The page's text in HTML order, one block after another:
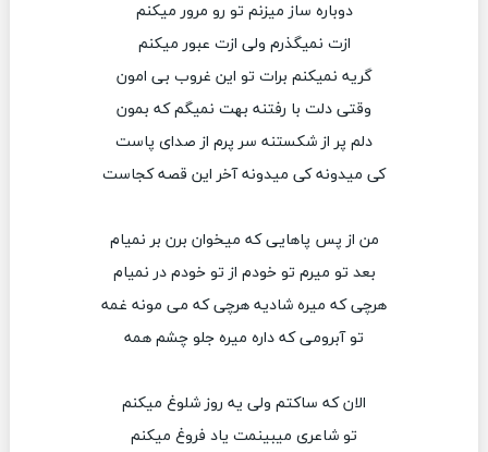
دوباره ساز میزنم تو رو مرور میکنم
ازت نمیگذرم ولی ازت عبور میکنم
گریه نمیکنم برات تو این غروب بی امون
وقتی دلت با رفتنه بهت نمیگم که بمون
دلم پر از شکستنه سر پرم از صدای پاست
کی میدونه کی میدونه آخر این قصه کجاست
من از پس پاهایی که میخوان برن بر نمیام
بعد تو میرم تو خودم از تو خودم در نمیام
هرچی که میره شادیه هرچی که می مونه غمه
تو آبرومی که داره میره جلو چشم همه
الان که ساکتم ولی یه روز شلوغ میکنم
تو شاعری میبینمت یاد فروغ میکنم